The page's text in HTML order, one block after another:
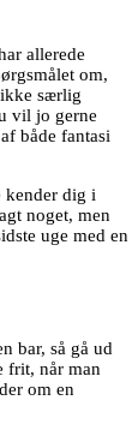
allerede
om,
særlig
vil jo gerne
både fantasi
dig i
noget, men
uge med en
bar, så gå ud
frit, når man
om en